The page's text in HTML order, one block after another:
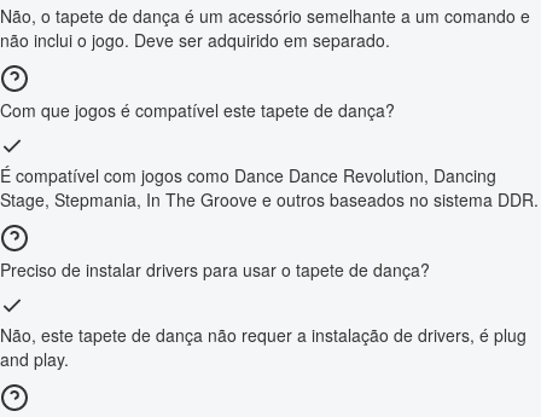
Não, o tapete de dança é um acessório semelhante a um comando e
não inclui o jogo. Deve ser adquirido em separado.
Com que jogos é compatível este tapete de dança?
É compatível com jogos como Dance Dance Revolution, Dancing
Stage, Stepmania, In The Groove e outros baseados no sistema DDR.
Preciso de instalar drivers para usar o tapete de dança?
Não, este tapete de dança não requer a instalação de drivers, é plug
and play.